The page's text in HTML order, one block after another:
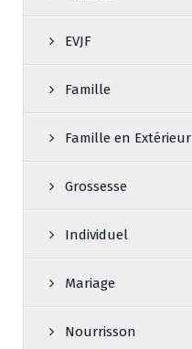
EVJF
Famille
Famille en Extérieur
Grossesse
Individuel
Mariage
Nourrisson